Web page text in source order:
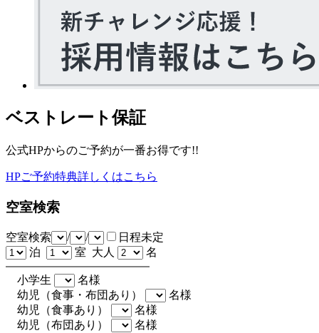
ベストレート保証
公式HPからのご予約が一番お得です!!
HPご予約特典詳しくはこちら
空室検索
空室検索 / /
日程未定
泊
室 大人 名
小学生
名様
幼児（食事・布団あり）
名様
幼児（食事あり）
名様
幼児（布団あり）
名様